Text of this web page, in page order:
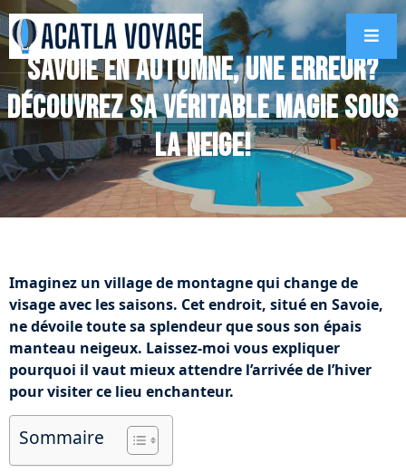
Savoie en automne, une erreur?
Découvrez sa véritable magie sous
la neige!
Imaginez un village de montagne qui change de
visage avec les saisons. Cet endroit, situé en Savoie,
ne dévoile toute sa splendeur que sous son épais
manteau neigeux. Laissez-moi vous expliquer
pourquoi il vaut mieux attendre l’arrivée de l’hiver
pour visiter ce lieu enchanteur.
Sommaire